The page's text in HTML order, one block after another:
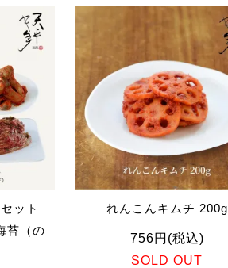
ット
苔（の
れんこんキムチ 200g
756円(税込)
SOLD OUT